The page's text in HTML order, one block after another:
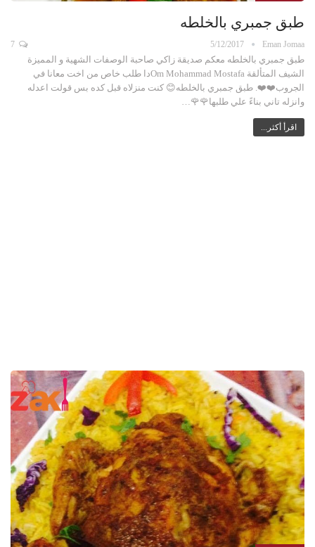
طبق جمبري بالخلطه
Eman Jomaa
5/12/2017
طبق جمبري بالخلطه معكم صديقة زاكي صاحبة الوصفات الشهية و المميزة
الشيف المتألقة Om Mohammad Mostafaدا طلب خاص من اخت معانا في
الجروب❤️❤️. طبق جمبري بالخلطه😊 كنت منزلاه قبل كده بس قولت اعدله
وانزله تاني بناءً علي طلبها🌹🌹…
اقرأ أكثر...